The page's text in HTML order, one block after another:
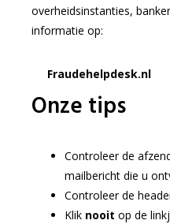
overheidsinstanties,
informatie op:
Fraudehelpdesk.nl
Onze tips
Controleer de
mailbericht die u
Controleer de
Klik nooit op de